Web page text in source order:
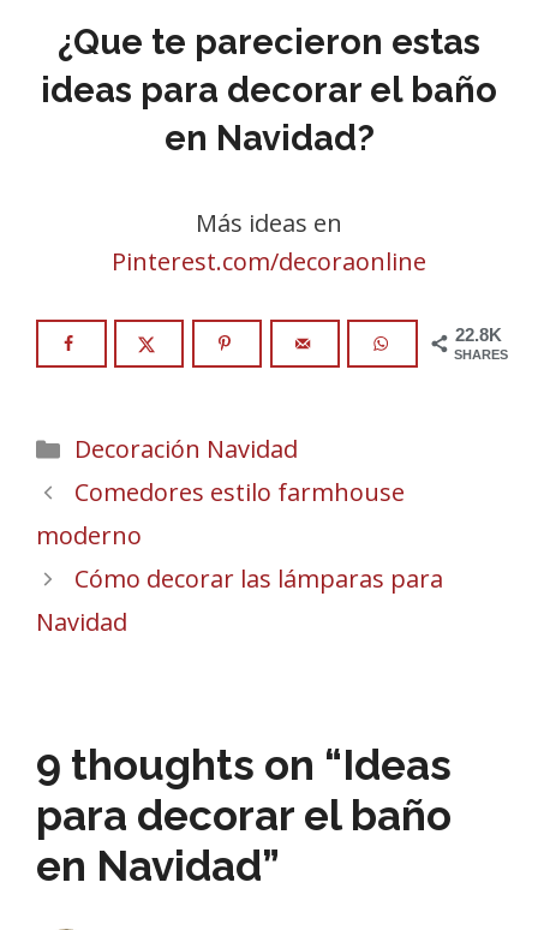
¿Que te parecieron estas
ideas para decorar el baño
en Navidad?
Más ideas en
Pinterest.com/decoraonline
22.8K
SHARES
Categories
Decoración Navidad
Comedores estilo farmhouse
moderno
Cómo decorar las lámparas para
Navidad
9 thoughts on “Ideas
para decorar el baño
en Navidad”